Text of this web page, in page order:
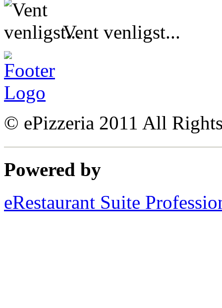
Vent venligst...
© ePizzeria 2011 All
Powered by
eRestaurant Suite